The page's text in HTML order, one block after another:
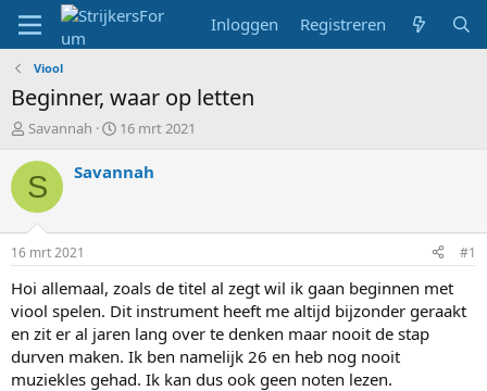
Inloggen Registreren
Viool
Beginner, waar op letten
T
p
i
s
a
r
e
r
Savannah
S
a
t
u
m
16 mrt 2021
S Savannah
16 mrt 2021 #1
Hoi allemaal, zoals de titel al zegt wil ik gaan beginnen met
viool spelen. Dit instrument heeft me altijd bijzonder geraakt
en zit er al jaren lang over te denken maar nooit de stap
durven maken. Ik ben namelijk 26 en heb nog nooit
muziekles gehad. Ik kan dus ook geen noten lezen.